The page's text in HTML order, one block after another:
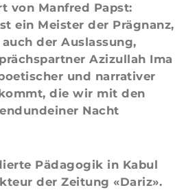
von Manfred Papst:
ein Meister der Prägnanz,
der Auslassung,
Azizullah Ima
und narrativer
die wir mit den
Nacht
Pädagogik in Kabul
der Zeitung «Dariz».